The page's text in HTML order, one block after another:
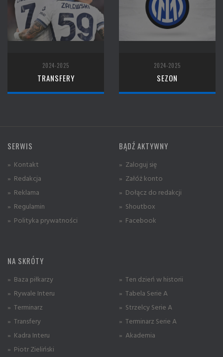
2024-2025
TRANSFERY
2024-2025
SEZON
SERWIS
» Kontakt
» Redakcja
» Reklama
» Regulamin
» Polityka prywatności
BĄDŹ AKTYWNY
» Zaloguj się
» Załóż konto
» Dołącz do redakcji
» Shoutbox
» Facebook
NA SKRÓTY
» Baza piłkarzy
» Rywale Interu
» Terminarz
» Transfery
» Kadra Interu
» Piotr Zieliński
» Ten dzień w historii
» Tabela Serie A
» Strzelcy Serie A
» Terminarz Serie A
» Akademia